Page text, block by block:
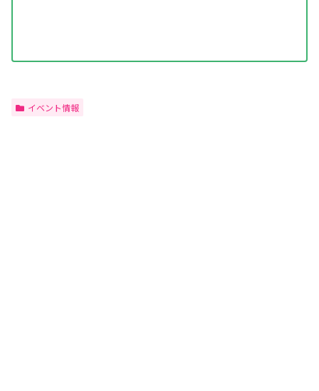
イベント情報